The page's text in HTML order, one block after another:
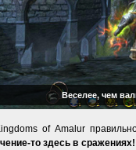
Веселее, чем
of Amalur
то здесь в сражениях!